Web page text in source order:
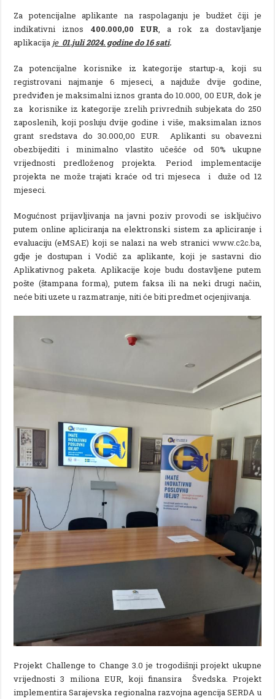
Za potencijalne aplikante na raspolaganju je budžet čiji je
indikativni iznos 400.000,00 EUR, a rok za dostavljanje
aplikacija je 01.juli 2024. godine do 16 sati.
Za potencijalne korisnike iz kategorije startup-a, koji su
registrovani najmanje 6 mjeseci, a najduže dvije godine,
predviđen je maksimalni iznos granta do 10.000, 00 EUR, dok je
za korisnike iz kategorije zrelih privrednih subjekata do 250
zaposlenih, koji posluju dvije godine i više, maksimalan iznos
grant sredstava do 30.000,00 EUR. Aplikanti su obavezni
obezbijediti i minimalno vlastito učešće od 50% ukupne
vrijednosti predloženog projekta. Period implementacije
projekta ne može trajati kraće od tri mjeseca i duže od 12
mjeseci.
Mogućnost prijavljivanja na javni poziv provodi se isključivo
putem online apliciranja na elektronski sistem za apliciranje i
evaluaciju (eMSAE) koji se nalazi na web stranici www.c2c.ba,
gdje je dostupan i Vodič za aplikante, koji je sastavni dio
Aplikativnog paketa. Aplikacije koje budu dostavljene putem
pošte (štampana forma), putem faksa ili na neki drugi način,
neće biti uzete u razmatranje, niti će biti predmet ocjenjivanja.
Projekt Challenge to Change 3.0 je trogodišnji projekt ukupne
vrijednosti 3 miliona EUR, koji finansira Švedska. Projekt
implementira Sarajevska regionalna razvojna agencija SERDA u